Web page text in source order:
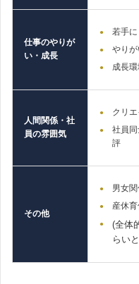
仕事のやりが
い・成長
若手
やり
成長
人間関係・社
員の雰囲気
クリ
社員
評
その他
男女
産休
(全体
らい